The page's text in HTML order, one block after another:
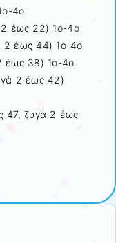
4ο
2 έως 22) 1ο-4ο
2 έως 44) 1ο-4ο
έως 38) 1ο-4ο
2 έως 42)
47, ζυγά 2 έως